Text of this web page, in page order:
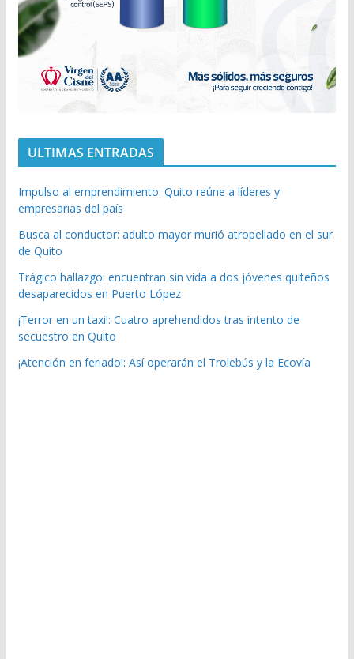
ULTIMAS ENTRADAS
Impulso al emprendimiento: Quito reúne a líderes y
empresarias del país
Busca al conductor: adulto mayor murió atropellado en el sur
de Quito
Trágico hallazgo: encuentran sin vida a dos jóvenes quiteños
desaparecidos en Puerto López
¡Terror en un taxi!: Cuatro aprehendidos tras intento de
secuestro en Quito
¡Atención en feriado!: Así operarán el Trolebús y la Ecovía